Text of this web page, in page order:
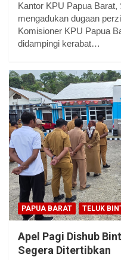
Kantor KPU Papua Barat,
mengadukan dugaan
Komisioner KPU Papua
didampingi kerabat…
PAPUA BARAT TELUK
Apel Pagi Dishub
Segera Ditertibkan